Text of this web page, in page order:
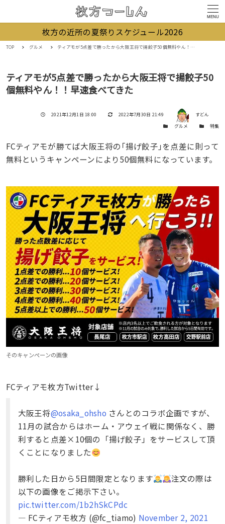
MENU
枚方の近所の夏祭りスケジュール2026
TOP グルメ ティアモが5点差で勝ったから大阪王将で揚餃子50個無料やん！！早速食べてきた
ティアモが5点差で勝ったから大阪王将で揚餃子50
個無料やん！！早速食べてきた
投稿日
2021年12月1日 18:00 更新日
2022年7月30日 21:49 著者
すどん
カテゴリー
グルメ カテゴリー
特集
FCティアモが勝てば大阪王将の｢揚げ餃子｣を点差に則って
無料というキャンペーンにより50個無料になっています。
そのキャンペーンの画像
FCティアモ枚方Twitter↓
大阪王将@osaka_ohsho さんとのコラボ企画ですが、
11月の試合からはホーム・アウェイ戦に関係なく、勝
利すると点差×10個の「揚げ餃子」をサービスして頂
くことになりました
勝利した日から5日間限定となります
注文の際は
以下の画像をご掲示下さい。
pic.twitter.com/1b2hSkCPdc
— FCティアモ枚方 (@fc_tiamo) November 2, 2021